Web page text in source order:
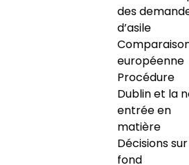
des
d’asile
européenne
Procédure
Dublin et la
entrée en
matière
Décisions
fond